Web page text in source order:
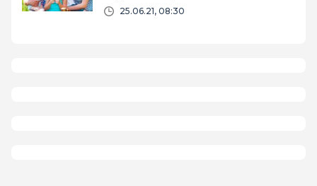
25.06.21, 08:30